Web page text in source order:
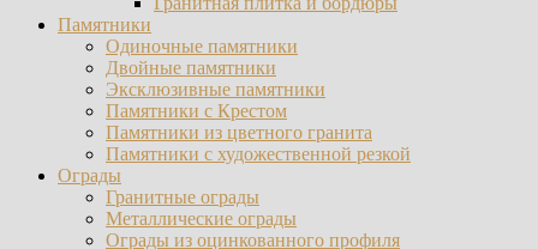
Памятники
Одиночные памятники
Двойные памятники
Эксклюзивные памятники
Памятники с Крестом
Памятники из цветного гранита
Памятники с художественной резкой
Ограды
Гранитные ограды
Металлические ограды
Ограды из оцинкованного профиля